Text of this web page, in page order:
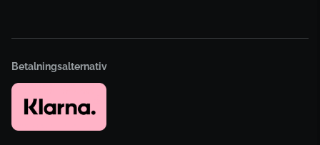
Betalningsalternativ